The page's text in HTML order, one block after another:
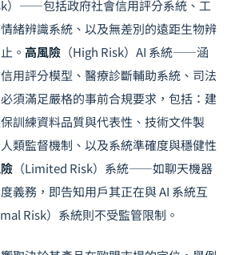
）——包括政府社會信用評分系統、工
緒辨識系統、以及無差別的遠距生物辨
。 高風險 （High Risk）AI 系統——涵
用評分模型、醫療診斷輔助系統、司法
須滿足嚴格的事前合規要求，包括：建
訓練資料品質與代表性、技術文件製
類監督機制、以及系統準確度與穩健性
（Limited Risk）系統——如聊天機器
義務，即告知用戶其正在與 AI 系統互
Risk）系統則不受監管限制。